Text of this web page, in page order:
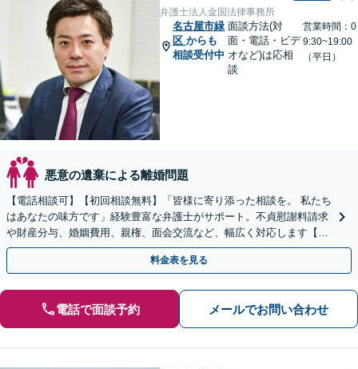
弁護士法人金国法律事務所
名古屋市緑
区 からも
相談受付中
面談方法(対
面・電話・ビデ
オなど)は応相
談
営業時間：0
9:30~19:00
（平日）
悪意の遺棄による離婚問題
【電話相談可】【初回相談無料】「皆様に寄り添った相談を。 私たち
はあなたの味方です」経験豊富な弁護士がサポート。不貞慰謝料請求
や財産分与、婚姻費用、親権、面会交流など、幅広く対応します【夜
間・休日面談可】【完全個室】【名古屋駅7分】
料金表を見る
電話で面談予約 メールでお問い合わせ